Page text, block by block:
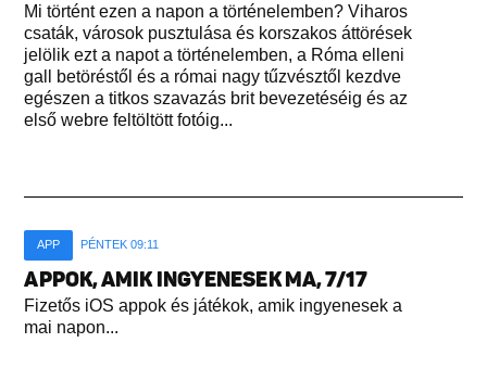
Mi történt ezen a napon a történelemben? Viharos
csaták, városok pusztulása és korszakos áttörések
jelölik ezt a napot a történelemben, a Róma elleni
gall betöréstől és a római nagy tűzvésztől kezdve
egészen a titkos szavazás brit bevezetéséig és az
első webre feltöltött fotóig...
APP PÉNTEK 09:11
APPOK, AMIK INGYENESEK MA, 7/17
Fizetős iOS appok és játékok, amik ingyenesek a
mai napon...